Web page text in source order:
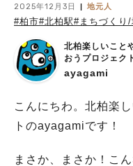
2025年12月3日 地元人
#柏市#北柏駅#まちづくり/
北柏楽しいこと
おうプロジェク
ayagami
こんにちわ。北柏楽
トのayagamiです！
まさか、まさか！こ